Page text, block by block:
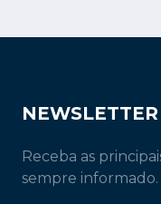
NEWSLETTER
Receba as
sempre informado.